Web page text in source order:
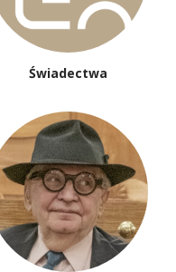
Świadectwa